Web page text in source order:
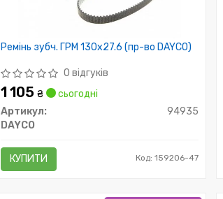
Ремінь зубч. ГРМ 130x27.6 (пр-во DAYCO)
0 відгуків
1 105 ₴
сьогодні
Артикул:
94935
DAYCO
КУПИТИ Код: 159206-47